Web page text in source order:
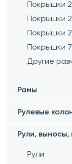
Покрышки
Покрышки
Покрышки
Покрышки
Другие
Рамы
Рулевые
Рули,
Рули